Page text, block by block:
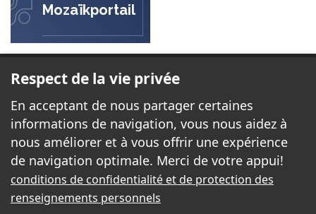
Mozaïkportail
ÉCOLE LA SABLONNIÈRE
143, rue des Sables
Gatineau (Québec) J8P 7G6
Téléphone:819 643-1882
Télécopieur:819 643-4678
Respect de la vie privée
En acceptant de nous partager certaines
informations de navigation, vous nous aidez à
nous améliorer et à vous offrir une expérience
de navigation optimale. Merci de votre appui!
conditions de confidentialité et de protection des
renseignements personnels